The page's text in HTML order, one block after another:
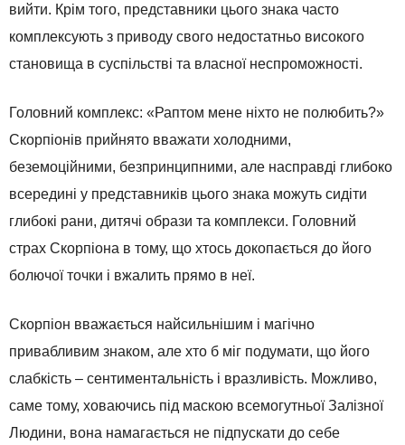
вийти. Крім того, представники цього знака часто
комплексують з приводу свого недостатньо високого
становища в суспільстві та власної неспроможності.
Головний комплекс: «Раптом мене ніхто не полюбить?»
Скорпіонів прийнято вважати холодними,
беземоційними, безпринципними, але насправді глибоко
всередині у представників цього знака можуть сидіти
глибокі рани, дитячі образи та комплекси. Головний
страх Скорпіона в тому, що хтось докопається до його
болючої точки і вжалить прямо в неї.
Скорпіон вважається найсильнішим і магічно
привабливим знаком, але хто б міг подумати, що його
слабкість – сентиментальність і вразливість. Можливо,
саме тому, ховаючись під маскою всемогутньої Залізної
Людини, вона намагається не підпускати до себе